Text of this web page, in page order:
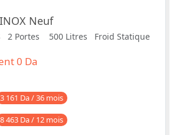
Neuf
2 Portes 500 Litres Froid Statique
0 Da
3 161 Da / 36 mois
8 463 Da / 12 mois